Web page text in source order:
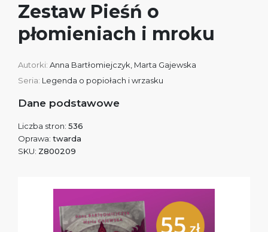
Zestaw Pieśń o
płomieniach i mroku
Autorki: Anna Bartłomiejczyk Marta Gajewska
Seria: Legenda o popiołach i wrzasku
Dane podstawowe
Liczba stron: 536
Oprawa: twarda
SKU: Z800209